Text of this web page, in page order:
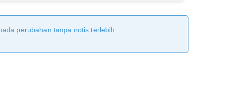
perubahan tanpa notis terlebih